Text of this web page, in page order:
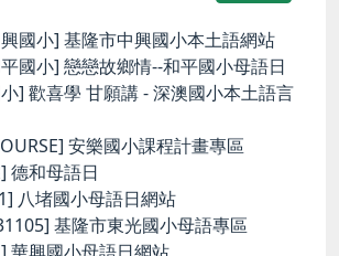
國小] 基隆市中興國小本土語網站
國小] 戀戀故鄉情--和平國小母語日
] 歡喜學 甘願講 - 深澳國小本土語言
安樂國小課程計畫專區
德和母語日
八堵國小母語日網站
基隆市東光國小母語專區